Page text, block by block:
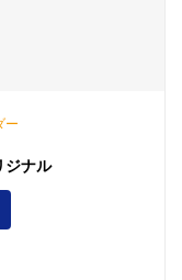
ー
ナル